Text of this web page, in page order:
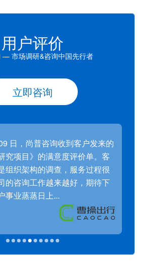
用户评价
— 市场调研&咨询中国先行者
立即咨询
日，尚普咨询收到客户发来的
究项目》的满意度评价单。客
组织架构的调查，服务过程很
的咨询工作越来越好，期待下
事业蒸蒸日上...